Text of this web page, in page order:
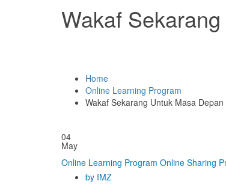
Wakaf
Home
Online Learning Program
Wakaf Sekarang Untuk Masa Depan
04
May
Online Learning Program Online Sharing
by IMZ